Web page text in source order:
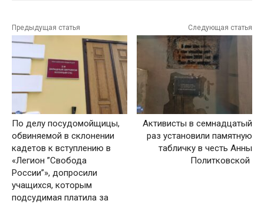
Предыдущая статья
По делу посудомойщицы,
обвиняемой в склонении
кадетов к вступлению в
«Легион ”Свобода
России”», допросили
учащихся, которым
подсудимая платила за
Следующая статья
Активисты в семнадцатый
раз установили памятную
табличку в честь Анны
Политковской